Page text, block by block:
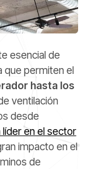
esencial de
que permiten el
hasta los
ventilación
desde
en el sector
impacto en el
de